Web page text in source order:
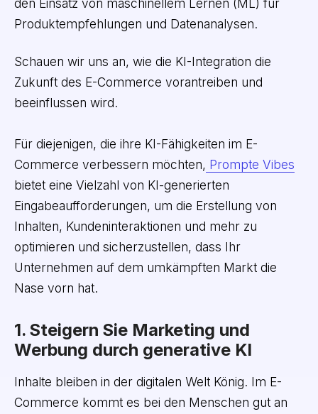
den Einsatz von maschinellem Lernen (ML) für
Produktempfehlungen und Datenanalysen.
Schauen wir uns an, wie die KI-Integration die
Zukunft des E-Commerce vorantreiben und
beeinflussen wird.
Für diejenigen, die ihre KI-Fähigkeiten im E-
Commerce verbessern möchten, Prompte Vibes
bietet eine Vielzahl von KI-generierten
Eingabeaufforderungen, um die Erstellung von
Inhalten, Kundeninteraktionen und mehr zu
optimieren und sicherzustellen, dass Ihr
Unternehmen auf dem umkämpften Markt die
Nase vorn hat.
1. Steigern Sie Marketing und
Werbung durch generative KI
Inhalte bleiben in der digitalen Welt König. Im E-
Commerce kommt es bei den Menschen gut an